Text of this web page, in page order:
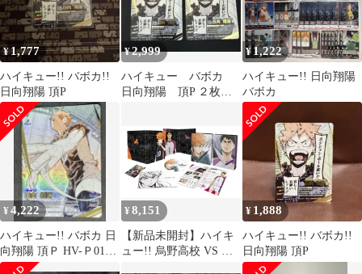
¥1,777
ハイキュー!! バボカ!!
日向翔陽 頂P
¥2,999
ハイキュー バボカ
日向翔陽 頂P ２枚セ
¥ 1,222
ハイキュー!! 日向翔陽
バボカ
¥4,222
ハイキュー!! バボカ 日
向翔陽 頂Ｐ HV-Ｐ01-
002
¥8,151
【新品未開封】ハイキ
ュー!! 烏野高校 VS 白
¥ 1,888
ハイキュー!! バボカ!!
日向翔陽 頂P